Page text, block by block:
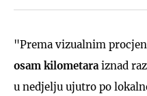
"Prema vizualnim
osam kilometara iznad
u nedjelju ujutro po